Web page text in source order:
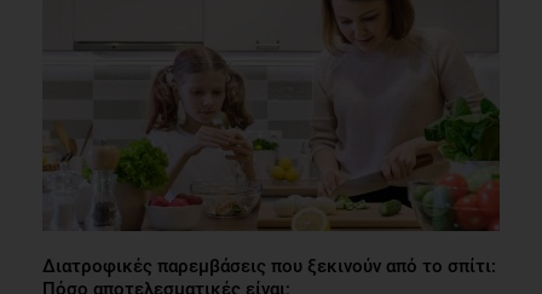
Διατροφικές παρεμβάσεις που ξεκινούν από το σπίτι:
Πόσο αποτελεσματικές είναι;